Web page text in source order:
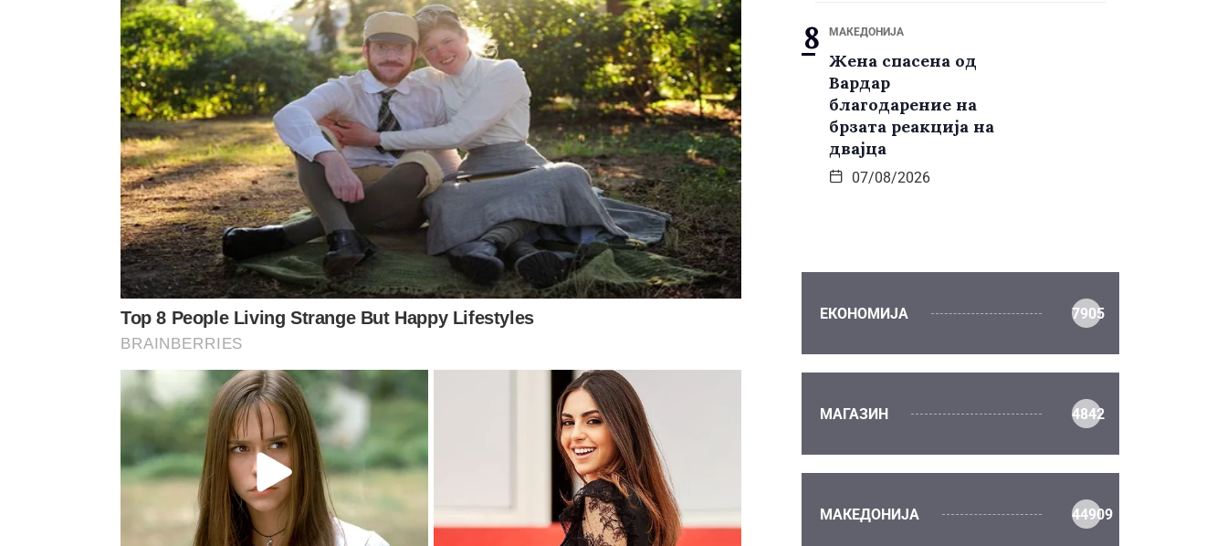
МАКЕДОНИЈА
Жена спасена од
Вардар
благодарение на
брзата реакција на
двајца
07/08/2026
ЕКОНОМИЈА 7905
МАГАЗИН 4842
МАКЕДОНИЈА 44909